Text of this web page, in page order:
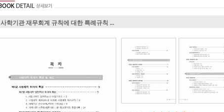
사학기관 재무회계 규칙에 대한 특례규칙 ...